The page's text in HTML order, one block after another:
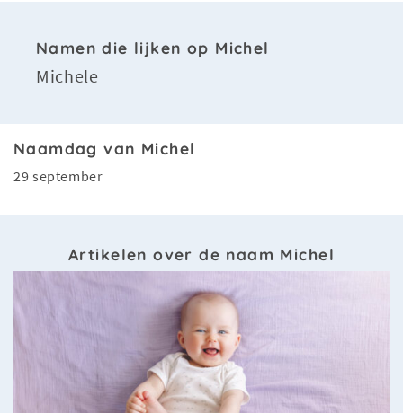
Namen die lijken op Michel
Michele
Naamdag van Michel
29 september
Artikelen over de naam Michel